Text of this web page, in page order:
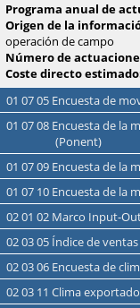
Programa anual de
Origen de la
operación de campo
Número de
Coste directo
01 07 05 Encuesta de
01 07 08 Encuesta de la movilidad cotidiana en el Área de Lleida
(Ponent)
01 07 09 Encuesta de
01 07 10 Encuesta de
02 01 02 Marco Input-
02 03 05 Índice de
02 03 06 Encuesta de
02 03 11 Clima